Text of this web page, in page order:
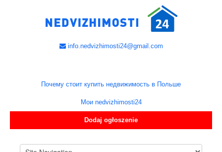
info.nedvizhimosti24@gmail.com
Почему стоит купить недвижимость в Польше
Мои nedvizhimosti24
Dodaj ogłoszenie